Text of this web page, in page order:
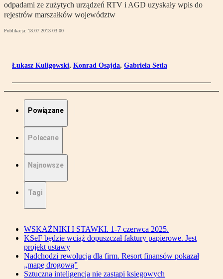
odpadami ze zużytych urządzeń RTV i AGD uzyskały wpis do
rejestrów marszałków województw
Publikacja: 18.07.2013 03:00
Łukasz Kuligowski, Konrad Osajda, Gabriela Setla
Powiązane
Polecane
Najnowsze
Tagi
WSKAŻNIKI I STAWKI. 1-7 czerwca 2025.
KSeF będzie wciąż dopuszczał faktury papierowe. Jest
projekt ustawy
Nadchodzi rewolucja dla firm. Resort finansów pokazał
„mapę drogową”
Sztuczna inteligencja nie zastąpi księgowych